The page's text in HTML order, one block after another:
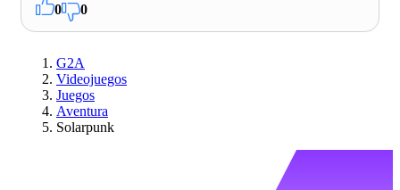
0 0
G2A
Videojuegos
Juegos
Aventura
Solarpunk